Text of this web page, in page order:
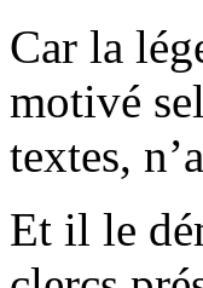
Car la
motivé
textes,
Et il le